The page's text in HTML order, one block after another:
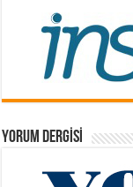
YORUM DERGISI